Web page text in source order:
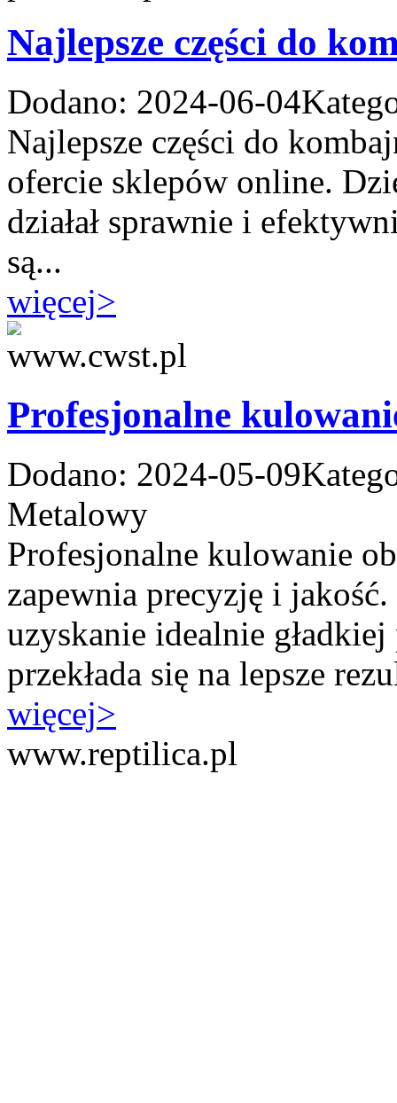
Najlepsze części do
Dodano: 2024-06-04
Najlepsze części do
ofercie sklepów online.
działał sprawnie i
są...
więcej>
Profesjonalne
Dodano: 2024-05-09
Metalowy
Profesjonalne kulowanie
zapewnia precyzję i
uzyskanie idealnie
przekłada się na lepsze
więcej>
www.reptilica.pl